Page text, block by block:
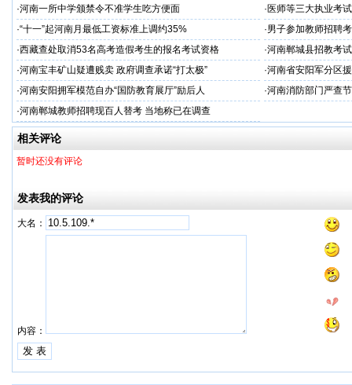
·河南一所中学颁禁令不准学生吃方便面 · 医师等三大执业考
·“十一”起河南月最低工资标准上调约35% ·男子参加教师招聘
·西藏查处取消53名高考造假考生的报名考试资格 ·河南郸城县招教考
·河南宝丰矿山疑遭贱卖 政府调查承诺“打太极” ·河南省安阳军分区
·河南安阳拥军模范自办“国防教育展厅”励后人 ·河南消防部门严查
·河南郸城教师招聘现百人替考 当地称已在调查
相关评论
暂时还没有评论
发表我的评论
大名：
内容：